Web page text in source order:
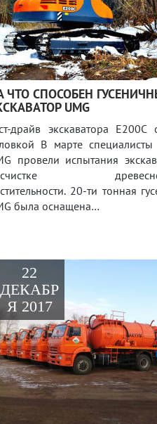
ЧТО СПОСОБЕН
UMG
драйв экскаватора
В марте
провели испытания
древесно-
20-ти тонная
была оснащена…
22
ДЕКАБР
Я 2017